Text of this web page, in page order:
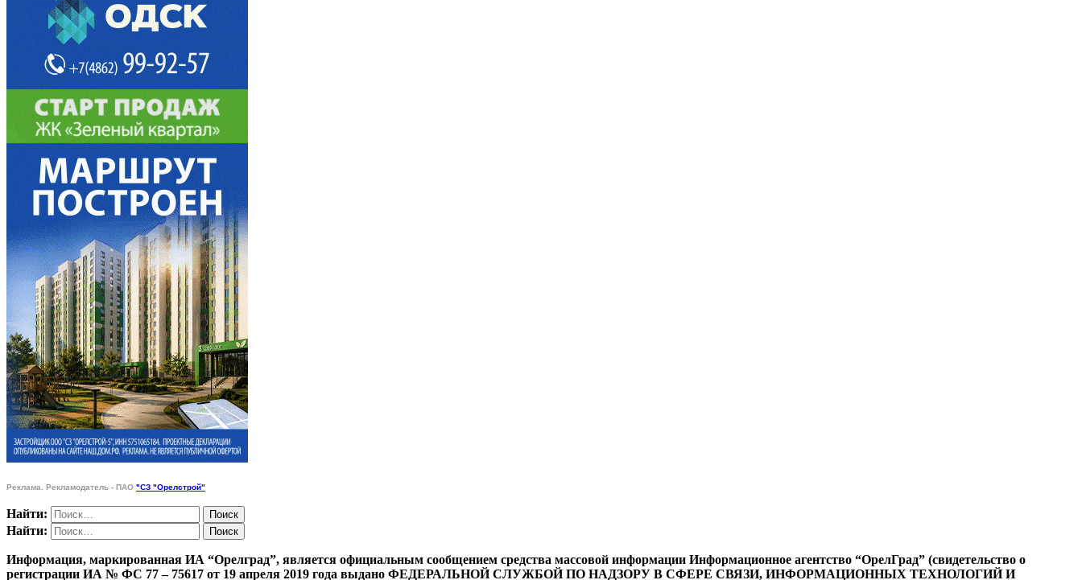
Реклама. Рекламодатель - ПАО "СЗ "Орелстрой"
Найти:
Найти:
Информация, маркированная ИА “Орелград”, является официальным сообщением средства массовой информации Информационное агентство “ОрелГрад” (свидетельство о
регистрации ИА № ФС 77 – 75617 от 19 апреля 2019 года выдано ФЕДЕРАЛЬНОЙ СЛУЖБОЙ ПО НАДЗОРУ В СФЕРЕ СВЯЗИ, ИНФОРМАЦИОННЫХ ТЕХНОЛОГИЙ И